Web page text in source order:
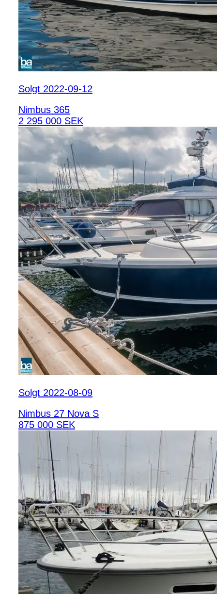
Solgt 2022-09-12
Nimbus 365
2 295 000 SEK
Solgt 2022-08-09
Nimbus 27 Nova S
875 000 SEK